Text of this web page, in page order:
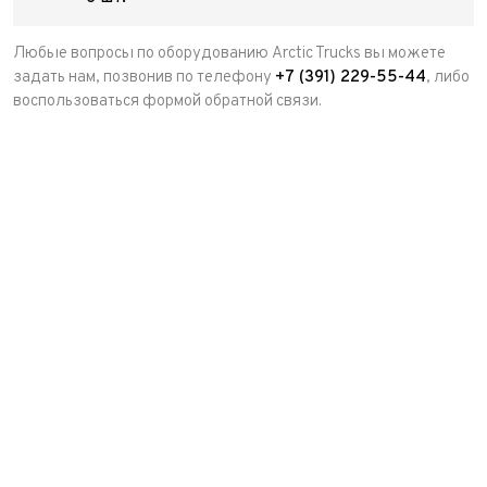
Любые вопросы по оборудованию Arctic Trucks вы можете
задать нам, позвонив по телефону +7 (391) 229-55-44, либо
воспользоваться формой обратной связи.